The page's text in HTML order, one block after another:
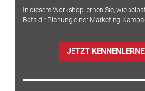
In diesem Workshop lernen Sie, wie
Bots dir Planung einer Marketing-
JETZT